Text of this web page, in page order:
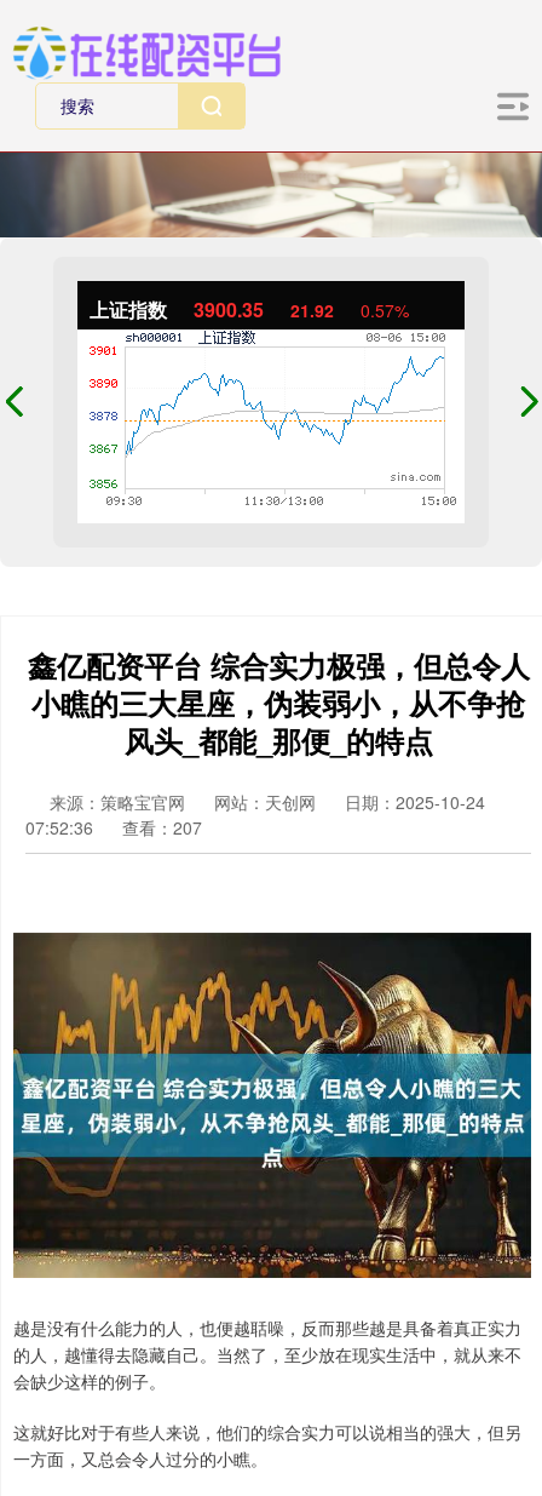
上证指数 3900.35 21.92 0.57%
鑫亿配资平台 综合实力极强，但总令人
小瞧的三大星座，伪装弱小，从不争抢
风头_都能_那便_的特点
来源：策略宝官网 网站：天创网
日期：2025-10-24
07:52:36
查看：207
越是没有什么能力的人，也便越聒噪，反而那些越是具备着真正实力
的人，越懂得去隐藏自己。当然了，至少放在现实生活中，就从来不
会缺少这样的例子。
这就好比对于有些人来说，他们的综合实力可以说相当的强大，但另
一方面，又总会令人过分的小瞧。